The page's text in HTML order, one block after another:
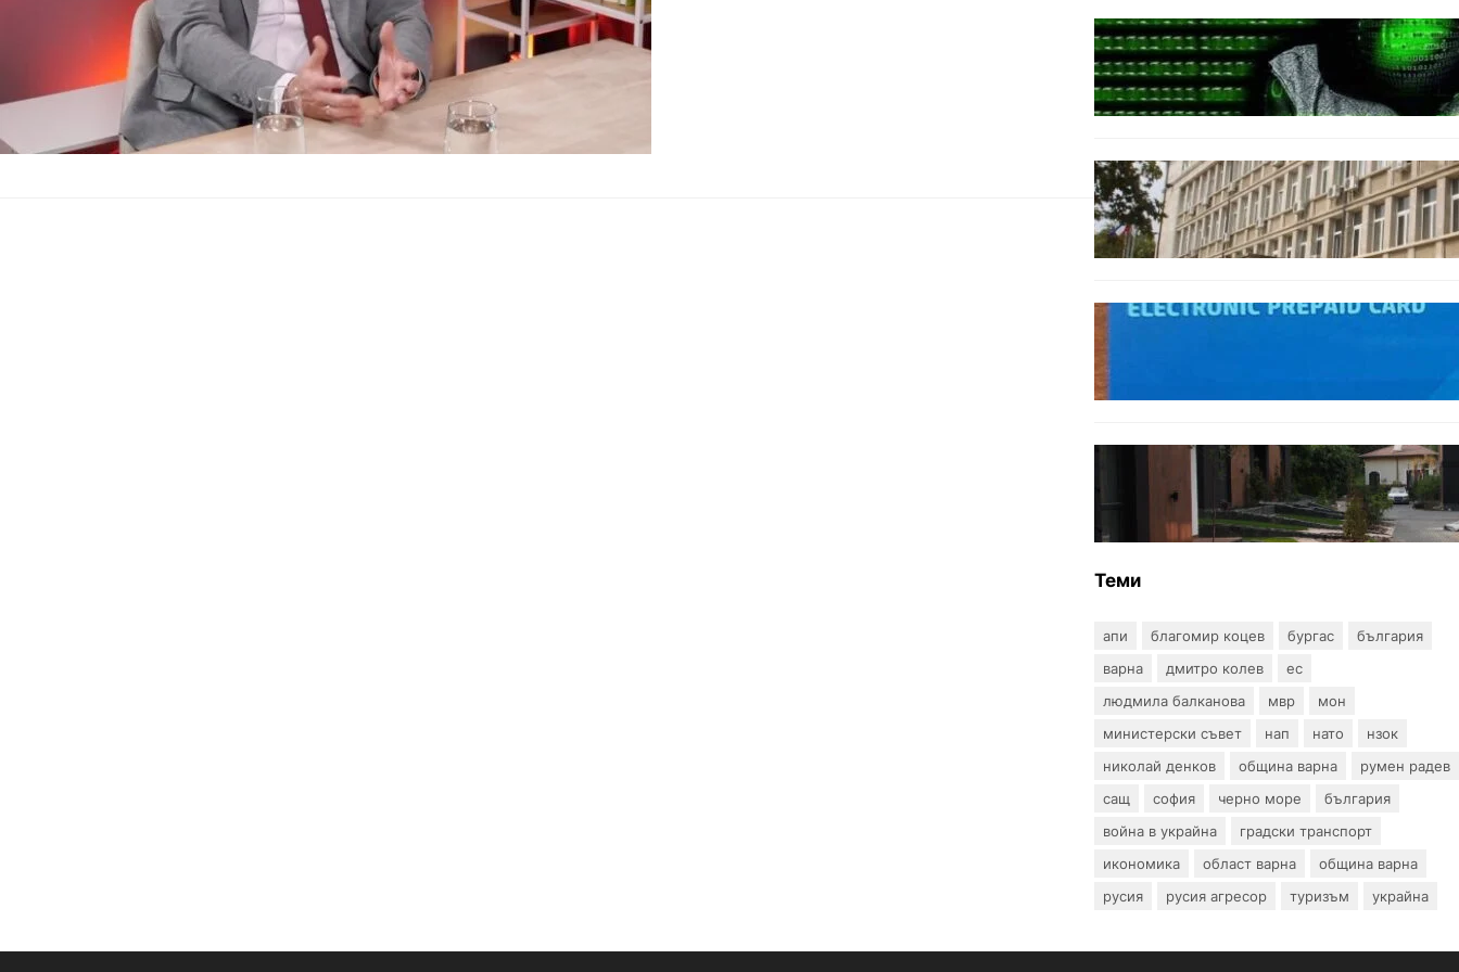
БЪЛГАРИЯ
Разкриха дългогодишен
пробив в държавни
информационни системи
ОБЩЕСТВО
Домашният арест на шофьора,
обвинен за смъртта на
моторист, остава в сила
ОБЩЕСТВО
БЪЛГАРИЯ
12 съдебни дела оспорват
заповедите за събаряне на
сгради в местността „Баба
Алино“
Теми
апи благомир коцев бургас
българия
варна
дмитро колев
ес
людмила балканова
мвр
мон
министерски съвет
нап нато
нзок
николай денков
община варна
румен радев
сащ
софия черно море
българия
война в украйна
градски транспорт
икономика
област варна
община варна
русия
русия агресор туризъм украйна